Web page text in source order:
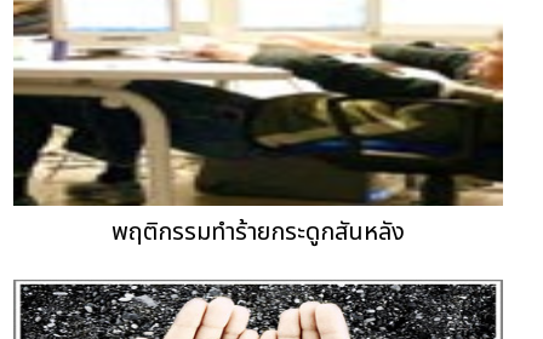
พฤติกรรมทำร้ายกระดูกสันหลัง